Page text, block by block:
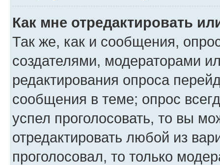
Как мне отредактировать
Так же, как и сообщения,
создателями, модераторами
редактирования опроса
сообщения в теме; опрос
успел проголосовать, то вы
отредактировать любой из
проголосовал, то только